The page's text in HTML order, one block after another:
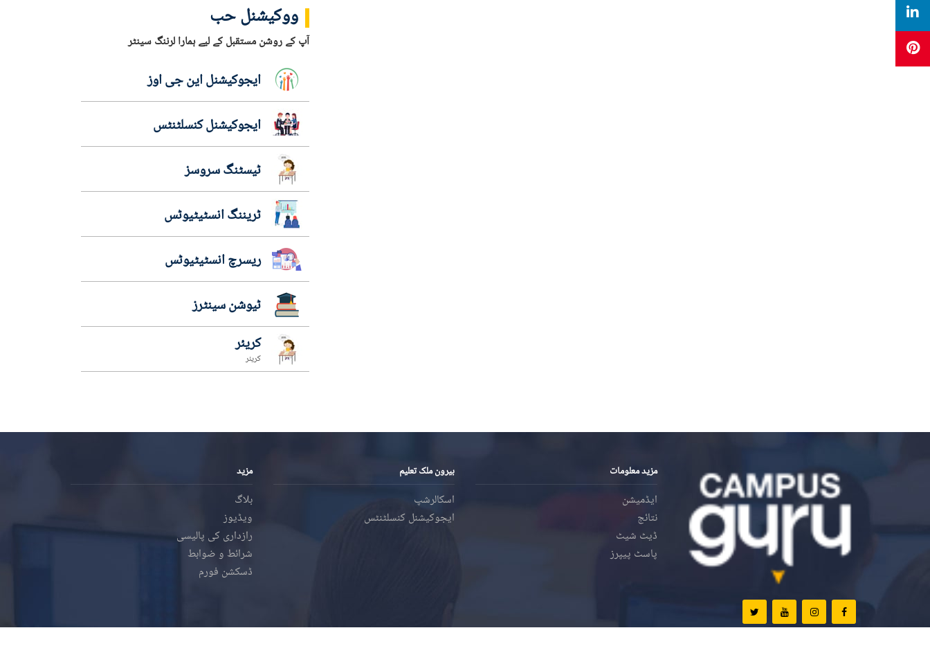
ووکیشنل حب
آپ کے روشن مستقبل کے لیے ہمارا لرننگ سینٹر
ایجوکیشنل این جی اوز
ایجوکیشنل کنسلٹنٹس
ٹیسٹنگ سروسز
ٹریننگ انسٹیٹیوٹس
ریسرچ انسٹیٹیوٹس
ٹیوشن سینٹرز
کریئر
کریئر
مزید معلومات
ایڈمیشن
نتائج
ڈیٹ شیٹ
پاسٹ پیپرز
بیرون ملک تعلیم
اسکالرشپ
ایجوکیشنل کنسلٹنٹس
مزید
بلاگ
ویڈیوز
رازداری کی پالیسی
شرائط و ضوابط
ڈسکشن فورم